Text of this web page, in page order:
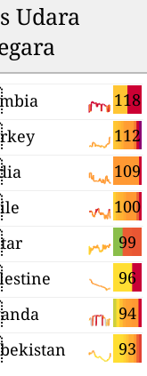
Udara
118
112
109
100
99
96
94
93